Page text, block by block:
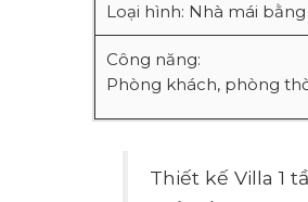
Loại hình: Nhà mái
Công năng:
Phòng khách, phòng
Thiết kế Villa 1